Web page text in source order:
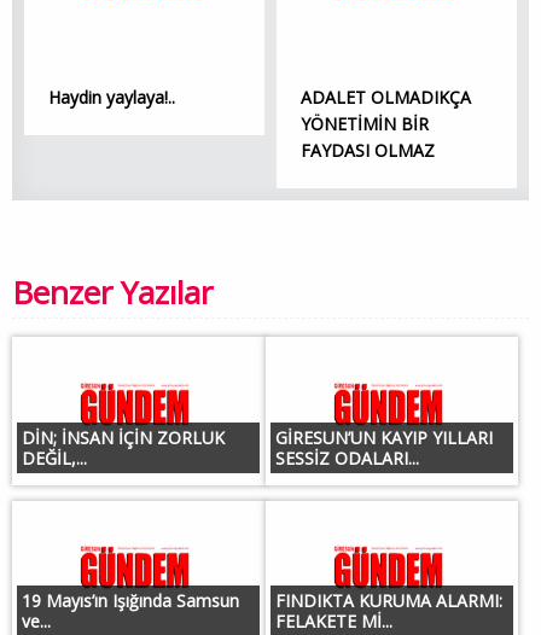
Haydin yaylaya!..
ADALET OLMADIKÇA
YÖNETİMİN BİR
FAYDASI OLMAZ
Benzer Yazılar
DİN; İNSAN İÇİN ZORLUK
DEĞİL,...
GİRESUN’UN KAYIP YILLARI
SESSİZ ODALARI...
19 Mayıs’ın Işığında Samsun
ve...
FINDIKTA KURUMA ALARMI:
FELAKETE Mİ...